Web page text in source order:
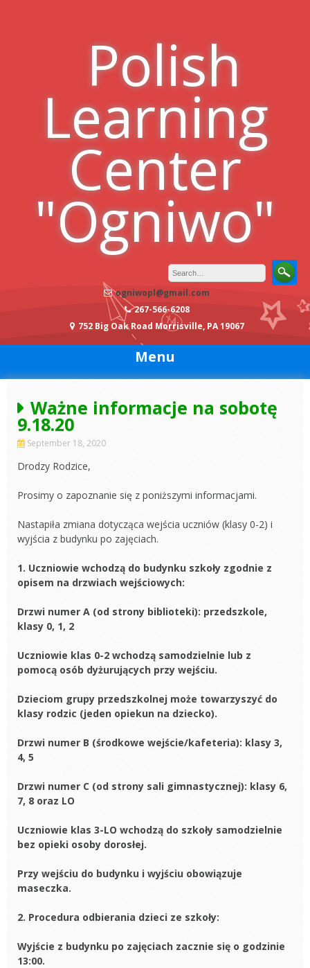
Polish
Learning
Center
"Ogniwo"
ogniwopl@gmail.com
267-566-6208
752 Big Oak Road Morrisville, PA 19067
Menu
Ważne informacje na sobotę
9.18.20
September 18, 2020
Drodzy Rodzice,
Prosimy o zapoznanie się z poniższymi informacjami.
Nastapiła zmiana dotycząca wejścia uczniów (klasy 0-2) i
wyjścia z budynku po zajęciach.
1. Uczniowie wchodzą do budynku szkoły zgodnie z
opisem na drzwiach wejściowych:
Drzwi numer A (od strony biblioteki): przedszkole,
klasy 0, 1, 2
Uczniowie klas 0-2 wchodzą samodzielnie lub z
pomocą osób dyżurujących przy wejściu.
Dzieciom grupy przedszkolnej może towarzyszyć do
klasy rodzic (jeden opiekun na dziecko).
Drzwi numer B (środkowe wejście/kafeteria): klasy 3,
4, 5
Drzwi numer C (od strony sali gimnastycznej): klasy 6,
7, 8 oraz LO
Uczniowie klas 3-LO wchodzą do szkoły samodzielnie
bez opieki osoby dorosłej.
Przy wejściu do budynku i wyjściu obowiązuje
maseczka.
2. Procedura odbierania dzieci ze szkoły:
Wyjście z budynku po zajęciach zacznie się o godzinie
13:00.